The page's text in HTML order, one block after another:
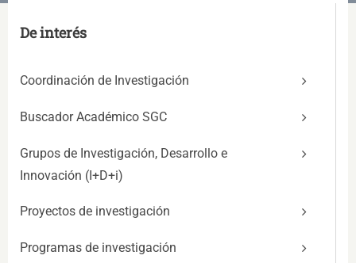
De interés
Coordinación de Investigación
Buscador Académico SGC
Grupos de Investigación, Desarrollo e
Innovación (I+D+i)
Proyectos de investigación
Programas de investigación